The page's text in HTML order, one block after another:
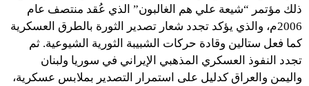
ذلك مؤتمر “شيعة علي هم الغالبون” الذي عُقد منتصف عام
2006م، والذي يؤكد تجدد شعار تصدير الثورة بالطرق العسكرية
كما فعل ستالين وقادة حركات الشبيبة الثورية الشيوعية. ثم
تجدد النفوذ العسكري المذهبي الإيراني في سوريا ولبنان
واليمن والعراق كدليل على استمرار التصدير بملابس عسكرية،